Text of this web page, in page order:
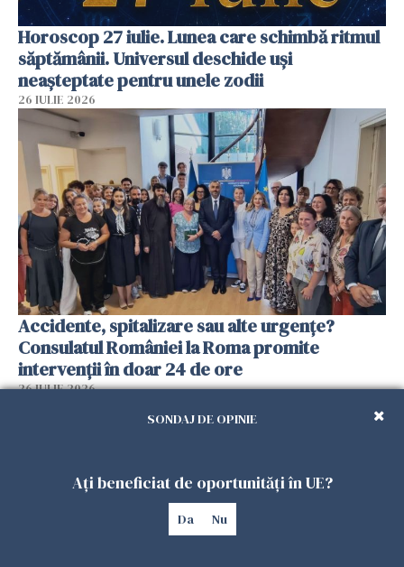
Horoscop 27 iulie. Lunea care schimbă ritmul
săptămânii. Universul deschide uși
neașteptate pentru unele zodii
26 IULIE 2026
Accidente, spitalizare sau alte urgențe?
Consulatul României la Roma promite
intervenții în doar 24 de ore
26 IULIE 2026
SONDAJ DE OPINIE
Ați beneficiat de oportunități în UE?
Da Nu